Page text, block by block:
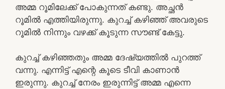
അമ്മ റൂമിലേക്ക് പോകുന്നത് കണ്ടു. അച്ഛൻ
റൂമിൽ എത്തിയിരുന്നു. കുറച്ച് കഴിഞ്ഞ് അവരുടെ
റൂമിൽ നിന്നും വഴക്ക് കൂടുന്ന സൗണ്ട് കേട്ടു.
കുറച്ച് കഴിഞ്ഞതും അമ്മ ദേഷ്യത്തിൽ പുറത്ത്
വന്നു. എന്നിട്ട് എന്റെ കൂടെ ടീവി കാണാൻ
ഇരുന്നു. കുറച്ച് നേരം ഇരുന്നിട്ട് അമ്മ എന്നെ